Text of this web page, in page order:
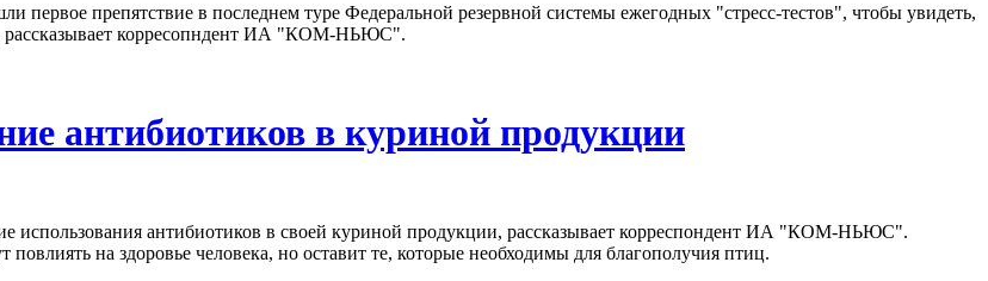
первое препятствие в последнем туре Федеральной резервной системы ежегодных "стресс-тестов", чтобы увидеть,
рассказывает корресопндент ИА "КОМ-НЬЮС".
антибиотиков в куриной продукции
использования антибиотиков в своей куриной продукции, рассказывает корреспондент ИА "КОМ-НЬЮС".
на здоровье человека, но оставит те, которые необходимы для благополучия птиц.